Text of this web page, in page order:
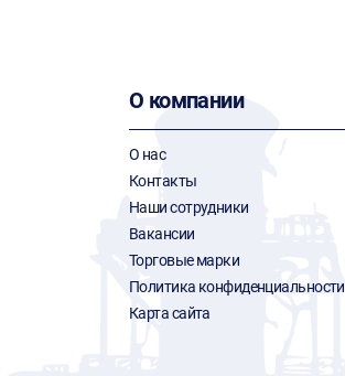
О компании
О нас
Контакты
Наши сотрудники
Вакансии
Торговые марки
Политика конфиденциальности
Карта сайта